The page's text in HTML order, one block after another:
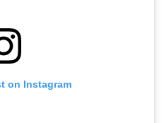
on Instagram